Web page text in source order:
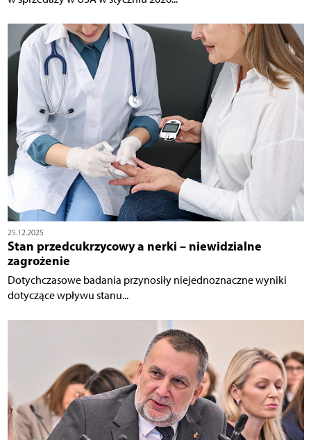
25.12.2025
Stan przedcukrzycowy a nerki – niewidzialne
zagrożenie
Dotychczasowe badania przynosiły niejednoznaczne wyniki
dotyczące wpływu stanu...